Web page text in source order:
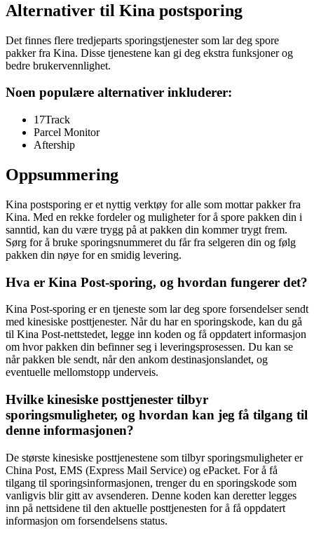
Alternativer til Kina postsporing
Det finnes flere tredjeparts sporingstjenester som lar deg spore
pakker fra Kina. Disse tjenestene kan gi deg ekstra funksjoner og
bedre brukervennlighet.
Noen populære alternativer inkluderer:
17Track
Parcel Monitor
Aftership
Oppsummering
Kina postsporing er et nyttig verktøy for alle som mottar pakker fra
Kina. Med en rekke fordeler og muligheter for å spore pakken din i
sanntid, kan du være trygg på at pakken din kommer trygt frem.
Sørg for å bruke sporingsnummeret du får fra selgeren din og følg
pakken din nøye for en smidig levering.
Hva er Kina Post-sporing, og hvordan fungerer det?
Kina Post-sporing er en tjeneste som lar deg spore forsendelser sendt
med kinesiske posttjenester. Når du har en sporingskode, kan du gå
til Kina Post-nettstedet, legge inn koden og få oppdatert informasjon
om hvor pakken din befinner seg i leveringsprosessen. Du kan se
når pakken ble sendt, når den ankom destinasjonslandet, og
eventuelle mellomstopp underveis.
Hvilke kinesiske posttjenester tilbyr
sporingsmuligheter, og hvordan kan jeg få tilgang til
denne informasjonen?
De største kinesiske posttjenestene som tilbyr sporingsmuligheter er
China Post, EMS (Express Mail Service) og ePacket. For å få
tilgang til sporingsinformasjonen, trenger du en sporingskode som
vanligvis blir gitt av avsenderen. Denne koden kan deretter legges
inn på nettsidene til den aktuelle posttjenesten for å få oppdatert
informasjon om forsendelsens status.